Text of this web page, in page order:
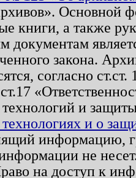
Основной
книги, а также
документам
закона.
согласно
и
и о
информацию,
не
на доступ к